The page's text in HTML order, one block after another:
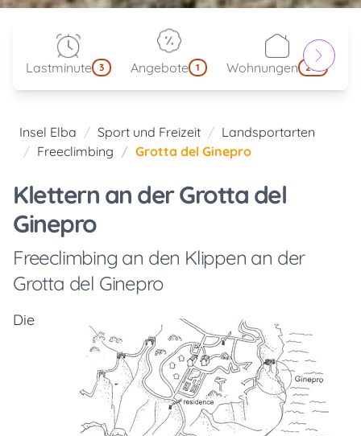
Lastminute 3 Angebote 1 Wohnungen 214
Insel Elba Sport und Freizeit
Landsportarten
Freeclimbing
Grotta del Ginepro
Klettern an der Grotta del
Ginepro
Freeclimbing an den Klippen an der
Grotta del Ginepro
Die